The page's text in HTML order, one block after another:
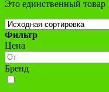
Это единственный товар
Фильтр
Цена
Бренд